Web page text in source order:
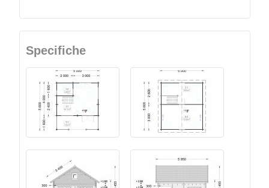
Specifiche